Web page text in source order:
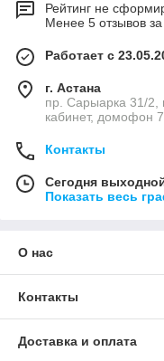
Рейтинг не
Менее 5 отзывов
Работает с
г. Астана
пр. Сарыарка 31/2,
кабинет, домофон
Контакты
Сегодня
Показать весь
О нас
Контакты
Доставка и оплата